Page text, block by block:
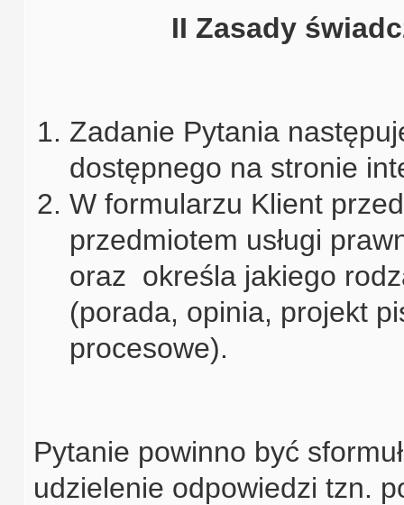
II Zasady
Zadanie Pytania
dostępnego na stronie
W formularzu Klient
przedmiotem usługi
oraz określa jakiego
(porada, opinia, projekt
procesowe).
Pytanie powinno być
udzielenie odpowiedzi tzn.